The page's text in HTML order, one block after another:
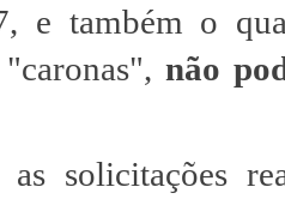
e também o
"caronas",não
as solicitações